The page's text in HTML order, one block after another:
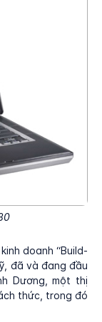
doanh “Build-
đã và đang đầu
Dương, một thị
thức, trong đó